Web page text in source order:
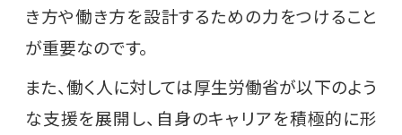
き方や働き方を設計するための力をつけること
が重要なのです。
また、働く人に対しては厚生労働省が以下のよう
な支援を展開し、自身のキャリアを積極的に形